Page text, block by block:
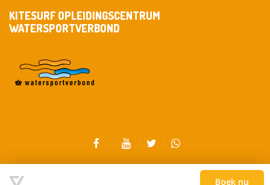
KITESURF OPLEIDINGSCENTRUM
WATERSPORTVERBOND